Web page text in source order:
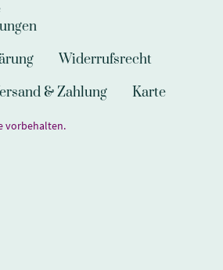
Widerrufsrecht
& Zahlung Karte
vorbehalten.